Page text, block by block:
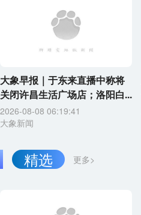
大象早报｜于东来直播中称将
关闭许昌生活广场店；洛阳白...
2026-08-08 06:19:41
大象新闻
更多>
精选